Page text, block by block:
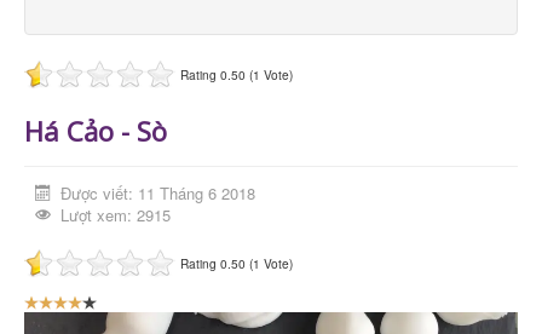
Rating 0.50 (1 Vote)
Há Cảo - Sò
Được viết: 11 Tháng 6 2018
Lượt xem: 2915
Rating 0.50 (1 Vote)
B